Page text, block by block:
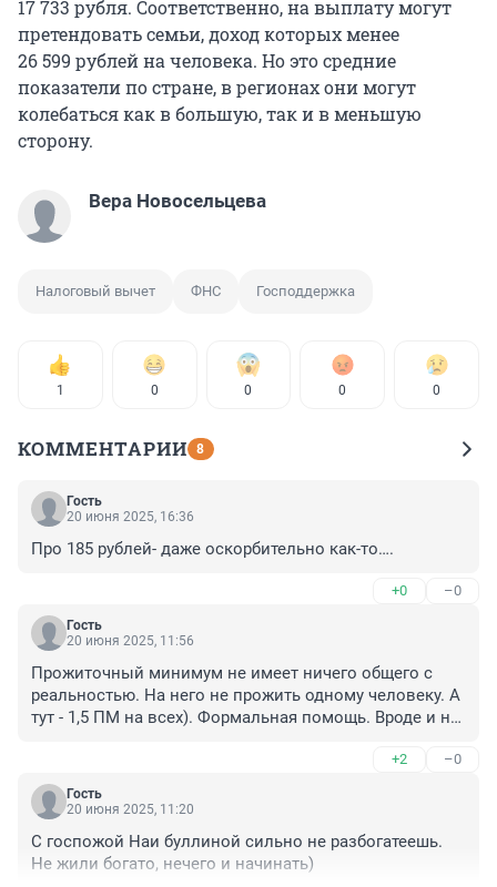
17 733 рубля. Соответственно, на выплату могут
претендовать семьи, доход которых менее
26 599 рублейна человека. Но это средние
показатели по стране, в регионах они могут
колебаться как в большую, так и в меньшую
сторону.
Вера Новосельцева
Налоговый вычет ФНС Господдержка
1 0 0 0 0
КОММЕНТАРИИ 8
Гость
20 июня 2025, 16:36
Про 185 рублей- даже оскорбительно как-то….
+0 –0
Гость
20 июня 2025, 11:56
Прожиточный минимум не имеет ничего общего с
реальностью. На него не прожить одному человеку. А
тут - 1,5 ПМ на всех). Формальная помощь. Вроде и не
+2 –0
Гость
20 июня 2025, 11:20
С госпожой Наи буллиной сильно не разбогатеешь.
Не жили богато, нечего и начинать)